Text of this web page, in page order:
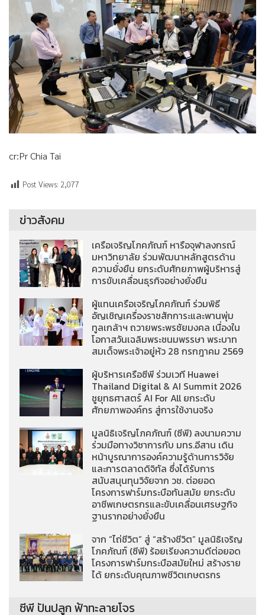
cr:Pr Chia Tai
Post Views: 2,077
ข่าวสังคม
เครือเจริญโภคภัณฑ์ หารือจุฬาลงกรณ์
มหาวิทยาลัย ร่วมพัฒนาหลักสูตรด้าน
ความยั่งยืน ยกระดับศักยภาพผู้บริหารสู่
การขับเคลื่อนธุรกิจอย่างยั่งยืน
ผู้แทนเครือเจริญโภคภัณฑ์ ร่วมพิธี
อัญเชิญเครื่องราชสักการะและพานพุ่ม
ทูลเกล้าฯ ถวายพระพรชัยมงคล เนื่องใน
โอกาสวันเฉลิมพระชนมพรรษา พระบาท
สมเด็จพระเจ้าอยู่หัว 28 กรกฎาคม 2569
ผู้บริหารเครือซีพี ร่วมเวที Huawei
Thailand Digital & AI Summit 2026
ชูยุทธศาสตร์ AI For All ยกระดับ
ศักยภาพองค์กร สู่การใช้งานจริง
มูลนิธิเจริญโภคภัณฑ์ (ซีพี) ลงนามความ
ร่วมมือทางวิชาการกับ มทร.อีสาน เดิน
หน้าบูรณาการองค์ความรู้ด้านการวิจัย
และการตลาดดิจิทัล ซึ่งได้รับการ
สนับสนุนทุนวิจัยจาก วช. ต่อยอด
โครงการฟาร์มกระบือทันสมัย ยกระดับ
อาชีพเกษตรกรและขับเคลื่อนเศรษฐกิจ
ฐานรากอย่างยั่งยืน
จาก “ไถ่ชีวิต” สู่ “สร้างชีวิต” มูลนิธิเจริญ
โภคภัณฑ์ (ซีพี) ร้อยเรียงความดีต่อยอด
โครงการฟาร์มกระบือสมัยใหม่ สร้างราย
ได้ ยกระดับคุณภาพชีวิตเกษตรกร
ซีพี ปันปลูก ฟ้าทะลายโจร